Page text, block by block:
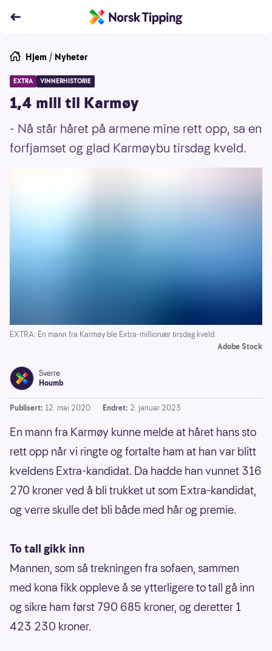
Hjem / Nyheter
EXTRA VINNERHISTORIE
1,4 mill til Karmøy
- Nå står håret på armene mine rett opp, sa en
forfjamset og glad Karmøybu tirsdag kveld.
EXTRA: En mann fra Karmøy ble Extra-millionær tirsdag kveld.
Adobe Stock
Sverre
Houmb
Publisert: 12. mai 2020 Endret: 2. januar 2023
En mann fra Karmøy kunne melde at håret hans sto
rett opp når vi ringte og fortalte ham at han var blitt
kveldens Extra-kandidat. Da hadde han vunnet 316
270 kroner ved å bli trukket ut som Extra-kandidat,
og verre skulle det bli både med hår og premie.
To tall gikk inn
Mannen, som så trekningen fra sofaen, sammen
med kona fikk oppleve å se ytterligere to tall gå inn
og sikre ham først 790 685 kroner, og deretter 1
423 230 kroner.